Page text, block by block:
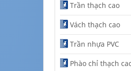
Trần thạch cao
Vách thạch cao
Trần nhựa PVC
Phào chỉ thạch